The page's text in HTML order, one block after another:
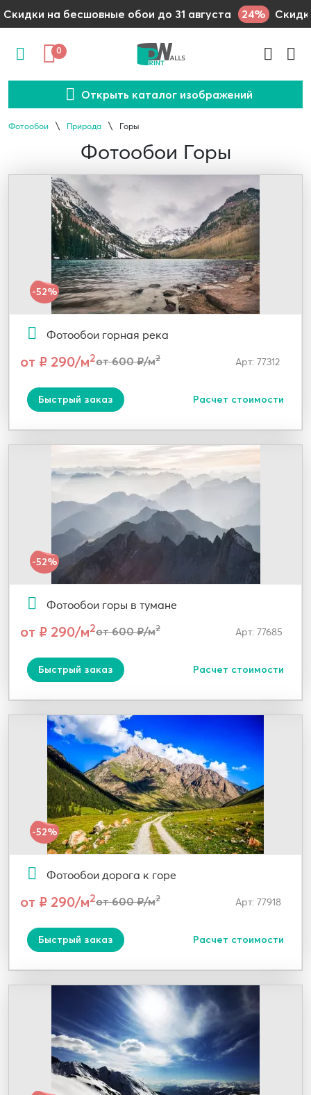
Скидки на бесшовные обои до 31 августа 24%
0
Открыть каталог изображений
Фотообои Природа Горы
Фотообои Горы
-52%
Фотообои горная река
от ₽ 290/м2от 600 ₽/м2 Арт: 77312
Быстрый заказ Расчет стоимости
-52%
Фотообои горы в тумане
от ₽ 290/м2от 600 ₽/м2 Арт: 77685
Быстрый заказ Расчет стоимости
-52%
Фотообои дорога к горе
от ₽ 290/м2от 600 ₽/м2 Арт: 77918
Быстрый заказ Расчет стоимости